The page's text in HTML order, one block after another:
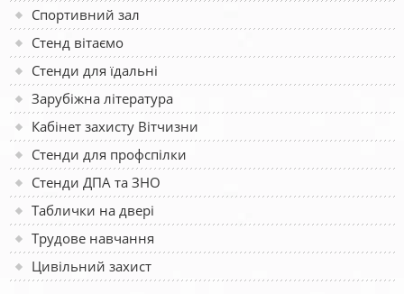
Спортивний зал
Стенд вітаємо
Стенди для їдальні
Зарубіжна література
Кабінет захисту Вітчизни
Стенди для профспілки
Стенди ДПА та ЗНО
Таблички на двері
Трудове навчання
Цивільний захист